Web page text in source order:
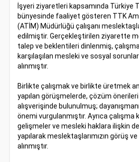
İşyeri ziyaretleri kapsamında Türkiye
bünyesinde faaliyet gösteren TTK
(ATİM) Müdürlüğü çalışanı
edilmiştir. Gerçekleştirilen ziyarette
talep ve beklentileri dinlenmiş,
karşılaşılan mesleki ve sosyal
alınmıştır.
Birlikte çalışmak ve birlikte üretmek
yapılan görüşmelerde, çözüm önerileri
alışverişinde bulunulmuş;
önemi vurgulanmıştır. Ayrıca çalışma
gelişmeler ve mesleki haklara ilişkin
yapılarak meslektaşlarımızın görüş
alınmıştır.